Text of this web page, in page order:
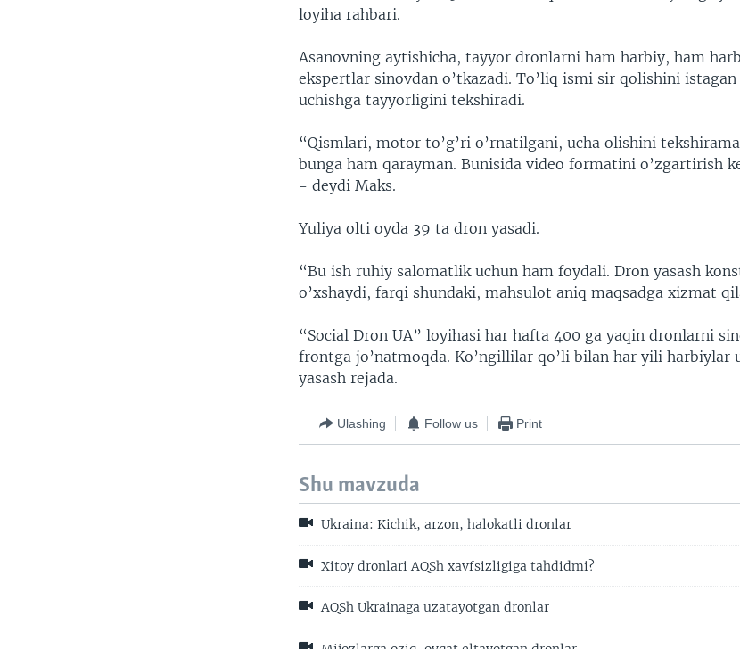
loyiha rahbari.
Asanovning aytishicha, tayyor dronlarni ham harbiy, ham
ekspertlar sinovdan o’tkazadi. To’liq ismi sir qolishini
uchishga tayyorligini tekshiradi.
“Qismlari, motor to’g’ri o’rnatilgani, ucha olishini
bunga ham qarayman. Bunisida video formatini o’zgartirish
- deydi Maks.
Yuliya olti oyda 39 ta dron yasadi.
“Bu ish ruhiy salomatlik uchun ham foydali. Dron yasash
o’xshaydi, farqi shundaki, mahsulot aniq maqsadga xizmat
“Social Dron UA” loyihasi har hafta 400 ga yaqin dronlarni
frontga jo’natmoqda. Ko’ngillilar qo’li bilan har yili harbiylar
yasash rejada.
Ulashing Follow us Print
Shu mavzuda
Ukraina: Kichik, arzon, halokatli dronlar
Xitoy dronlari AQSh xavfsizligiga tahdidmi?
AQSh Ukrainaga uzatayotgan dronlar